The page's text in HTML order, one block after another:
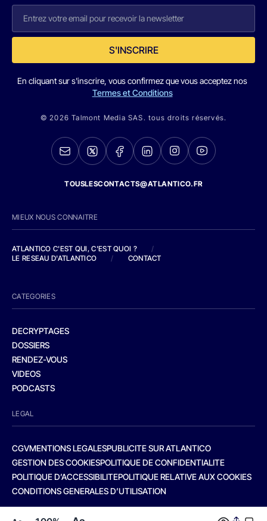
S'INSCRIRE
En cliquant sur s'inscrire, vous confirmez que vous acceptez nos
Termes et Conditions
© 2026 Talmont Media SAS. tous droits réservés.
TOUSLESCONTACTS@ATLANTICO.FR
MIEUX NOUS CONNAITRE
ATLANTICO C'EST QUI, C'EST QUOI ?
/
LE RESEAU D'ATLANTICO
/ CONTACT
CATEGORIES
DECRYPTAGES
DOSSIERS
RENDEZ-VOUS
VIDEOS
PODCASTS
LEGAL
CGVMENTIONS LEGALESPUBLICITE SUR ATLANTICO
GESTION DES COOKIESPOLITIQUE DE CONFIDENTIALITE
POLITIQUE D’ACCESSIBILITEPOLITIQUE RELATIVE AUX COOKIES
CONDITIONS GENERALES D’UTILISATION